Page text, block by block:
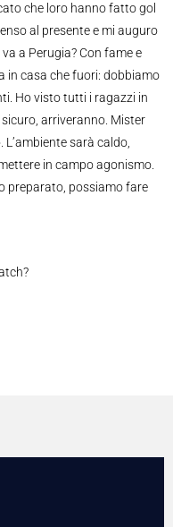
che loro hanno fatto gol
al presente e mi auguro
a Perugia? Con fame e
in casa che fuori: dobbiamo
Ho visto tutti i ragazzi in
arriveranno. Mister
sarà caldo,
in campo agonismo.
preparato, possiamo fare